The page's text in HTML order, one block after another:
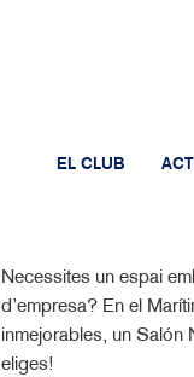
EL CLUB
Necessites un espai
d’empresa? En el
inmejorables, un Salón
eliges!